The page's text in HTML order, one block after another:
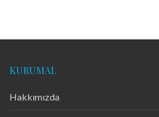
KURUMAL
Hakkımızda